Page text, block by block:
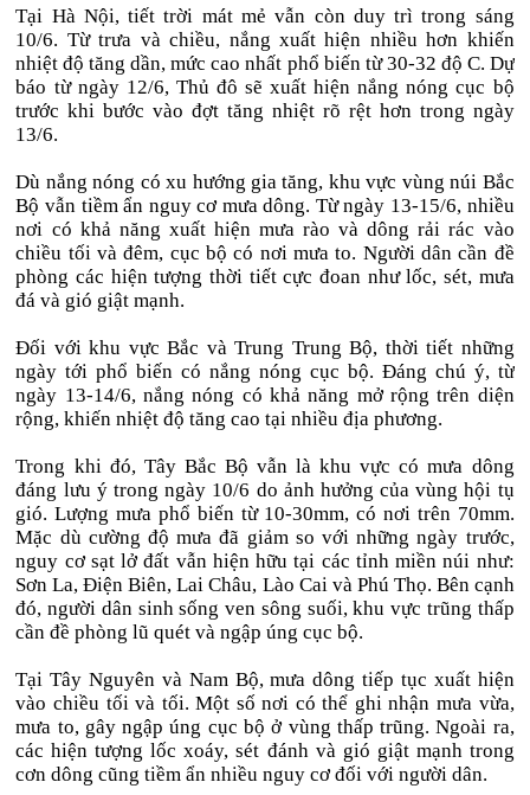
Tại Hà Nội, tiết trời mát mẻ vẫn còn duy trì trong sáng
10/6. Từ trưa và chiều, nắng xuất hiện nhiều hơn khiến
nhiệt độ tăng dần, mức cao nhất phổ biến từ 30-32 độ C. Dự
báo từ ngày 12/6, Thủ đô sẽ xuất hiện nắng nóng cục bộ
trước khi bước vào đợt tăng nhiệt rõ rệt hơn trong ngày
13/6.
Dù nắng nóng có xu hướng gia tăng, khu vực vùng núi Bắc
Bộ vẫn tiềm ẩn nguy cơ mưa dông. Từ ngày 13-15/6, nhiều
nơi có khả năng xuất hiện mưa rào và dông rải rác vào
chiều tối và đêm, cục bộ có nơi mưa to. Người dân cần đề
phòng các hiện tượng thời tiết cực đoan như lốc, sét, mưa
đá và gió giật mạnh.
Đối với khu vực Bắc và Trung Trung Bộ, thời tiết những
ngày tới phổ biến có nắng nóng cục bộ. Đáng chú ý, từ
ngày 13-14/6, nắng nóng có khả năng mở rộng trên diện
rộng, khiến nhiệt độ tăng cao tại nhiều địa phương.
Trong khi đó, Tây Bắc Bộ vẫn là khu vực có mưa dông
đáng lưu ý trong ngày 10/6 do ảnh hưởng của vùng hội tụ
gió. Lượng mưa phổ biến từ 10-30mm, có nơi trên 70mm.
Mặc dù cường độ mưa đã giảm so với những ngày trước,
nguy cơ sạt lở đất vẫn hiện hữu tại các tỉnh miền núi như:
Sơn La, Điện Biên, Lai Châu, Lào Cai và Phú Thọ. Bên cạnh
đó, người dân sinh sống ven sông suối, khu vực trũng thấp
cần đề phòng lũ quét và ngập úng cục bộ.
Tại Tây Nguyên và Nam Bộ, mưa dông tiếp tục xuất hiện
vào chiều tối và tối. Một số nơi có thể ghi nhận mưa vừa,
mưa to, gây ngập úng cục bộ ở vùng thấp trũng. Ngoài ra,
các hiện tượng lốc xoáy, sét đánh và gió giật mạnh trong
cơn dông cũng tiềm ẩn nhiều nguy cơ đối với người dân.